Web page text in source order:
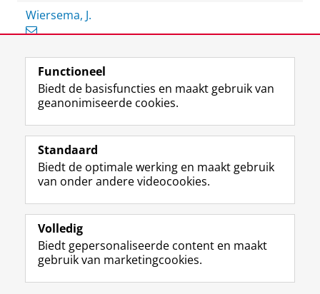
Wiersema, J.
View this page in:English
Volg de RUG
F
a
e
b
o
p
a
i
L
i
k
e
I
-
p
g
R
S
-
f
e
R
k
I
n
t
r
m
c
Y
o
T
e
k
a
Studiekiezers
Alumni
Over ons
Functioneel
Biedt de basisfuncties en maakt gebruik van
geanonimiseerde cookies.
Standaard
Biedt de optimale werking en maakt gebruik
van onder andere videocookies.
Volledig
Biedt gepersonaliseerde content en maakt
gebruik van marketingcookies.